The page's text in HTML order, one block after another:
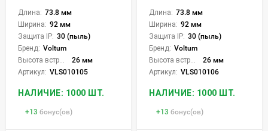
Длина: 73.8 мм
Ширина: 92 мм
Защита IP: 30 (пыль)
Бренд: Voltum
26 мм
Артикул: VLS010105
НАЛИЧИЕ: 1000 ШТ.
+13 бонус(ов)
Длина: 73.8 мм
Ширина: 92 мм
Защита IP: 30 (пыль)
Бренд: Voltum
26 мм
Артикул: VLS010106
НАЛИЧИЕ: 1000 ШТ.
+13 бонус(ов)